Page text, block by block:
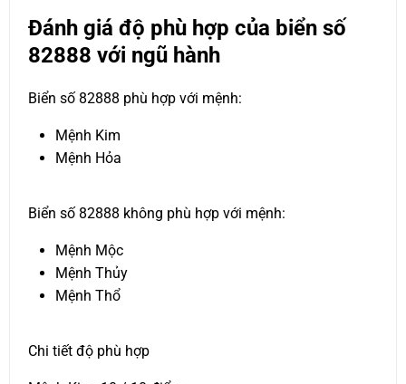
Đánh giá độ phù hợp của biển số
82888 với ngũ hành
Biển số 82888 phù hợp với mệnh:
Mệnh Kim
Mệnh Hỏa
Biển số 82888 không phù hợp với mệnh:
Mệnh Mộc
Mệnh Thủy
Mệnh Thổ
Chi tiết độ phù hợp